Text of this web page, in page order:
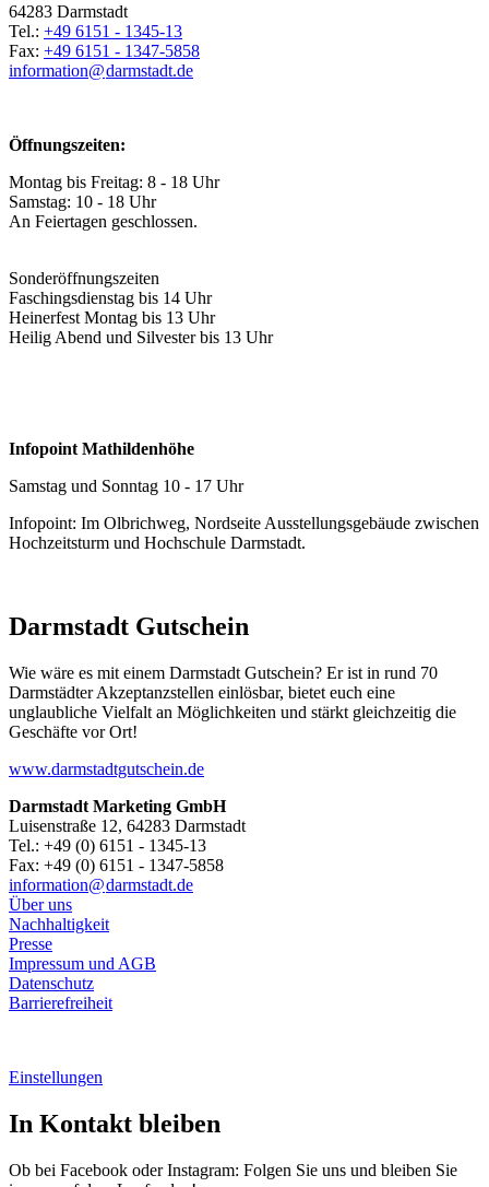
64283 Darmstadt
Tel.: +49 6151 - 1345-13
Fax: +49 6151 - 1347-5858
information@darmstadt.de
Öffnungszeiten:
Montag bis Freitag: 8 - 18 Uhr
Samstag: 10 - 18 Uhr
An Feiertagen geschlossen.
Sonderöffnungszeiten
Faschingsdienstag bis 14 Uhr
Heinerfest Montag bis 13 Uhr
Heilig Abend und Silvester bis 13 Uhr
Infopoint Mathildenhöhe
Samstag und Sonntag 10 - 17 Uhr
Infopoint: Im Olbrichweg, Nordseite Ausstellungsgebäude zwischen
Hochzeitsturm und Hochschule Darmstadt.
Darmstadt Gutschein
Wie wäre es mit einem Darmstadt Gutschein? Er ist in rund 70
Darmstädter Akzeptanzstellen einlösbar, bietet euch eine
unglaubliche Vielfalt an Möglichkeiten und stärkt gleichzeitig die
Geschäfte vor Ort!
www.darmstadtgutschein.de
Darmstadt Marketing GmbH
Luisenstraße 12, 64283 Darmstadt
Tel.: +49 (0) 6151 - 1345-13
Fax: +49 (0) 6151 - 1347-5858
information@darmstadt.de
Über uns
Nachhaltigkeit
Presse
Impressum und AGB
Datenschutz
Barrierefreiheit
Einstellungen
In Kontakt bleiben
Ob bei Facebook oder Instagram: Folgen Sie uns und bleiben Sie